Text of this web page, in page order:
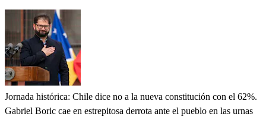
Jornada histórica: Chile dice no a la nueva constitución con el 62%.
Gabriel Boric cae en estrepitosa derrota ante el pueblo en las urnas